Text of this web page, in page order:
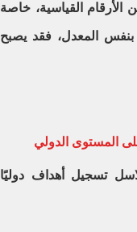
الأرقام القياسية، خاصة
المعدل، فقد يصبح
المستوى الدولي
تسجيل أهداف دوليًا